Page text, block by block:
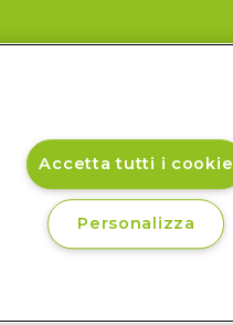
Accetta tutti i cookie
Personalizza